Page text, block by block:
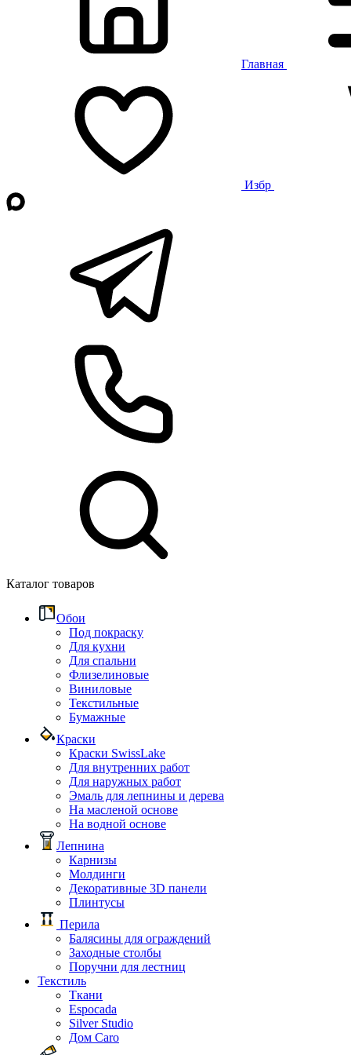
Главная
Избр
Каталог товаров
Обои
Под покраску
Для кухни
Для спальни
Флизелиновые
Виниловые
Текстильные
Бумажные
Краски
Краски SwissLake
Для внутренних работ
Для наружных работ
Эмаль для лепнины и дерева
На масленой основе
На водной основе
Лепнина
Карнизы
Молдинги
Декоративные 3D панели
Плинтусы
Перила
Балясины для ограждений
Заходные столбы
Поручни для лестниц
Текстиль
Ткани
Espocada
Silver Studio
Дом Caro